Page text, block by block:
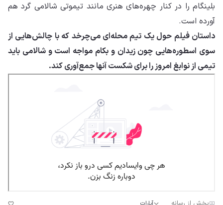
بلینگام را در کنار چهره‌های هنری مانند تیموتی شالامی گرد هم
آورده است.
داستان فیلم حول یک تیم محله‌ای می‌چرخد که با چالش‌هایی از
سوی اسطوره‌هایی چون زیدان و بکام مواجه است و شالامی باید
تیمی از نوابغ امروز را برای شکست آنها جمع‌آوری کند.